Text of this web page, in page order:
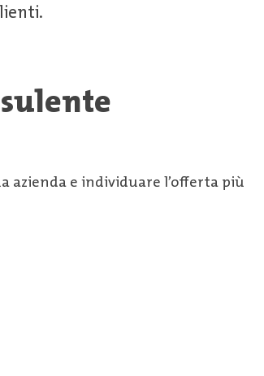
azienda e individuare l’offerta più